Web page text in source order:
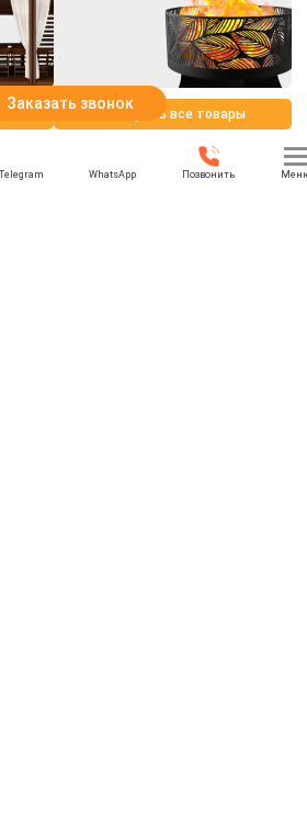
Смотреть все товары
Заказать звонок
Telegram WhatsApp Позвонить